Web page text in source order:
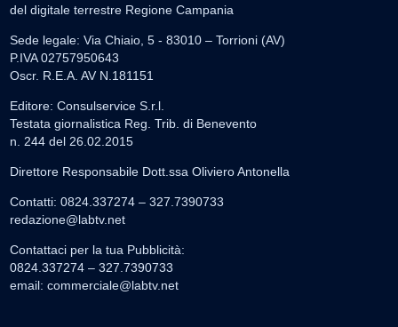
del digitale terrestre Regione Campania
Sede legale: Via Chiaio, 5 - 83010 – Torrioni (AV)
P.IVA 02757950643
Oscr. R.E.A. AV N.181151
Editore: Consulservice S.r.l.
Testata giornalistica Reg. Trib. di Benevento
n. 244 del 26.02.2015
Direttore Responsabile Dott.ssa Oliviero Antonella
Contatti: 0824.337274 – 327.7390733
redazione@labtv.net
Contattaci per la tua Pubblicità:
0824.337274 – 327.7390733
email: commerciale@labtv.net